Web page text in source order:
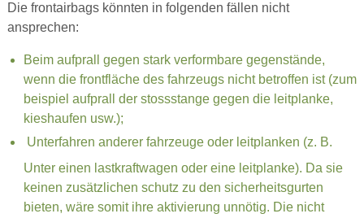
Die frontairbags könnten in folgenden fällen nicht
ansprechen:
Beim aufprall gegen stark verformbare gegenstände,
wenn die frontfläche des fahrzeugs nicht betroffen ist (zum
beispiel aufprall der stossstange gegen die leitplanke,
kieshaufen usw.);
Unterfahren anderer fahrzeuge oder leitplanken (z. B.
Unter einen lastkraftwagen oder eine leitplanke). Da sie
keinen zusätzlichen schutz zu den sicherheitsgurten
bieten, wäre somit ihre aktivierung unnötig. Die nicht